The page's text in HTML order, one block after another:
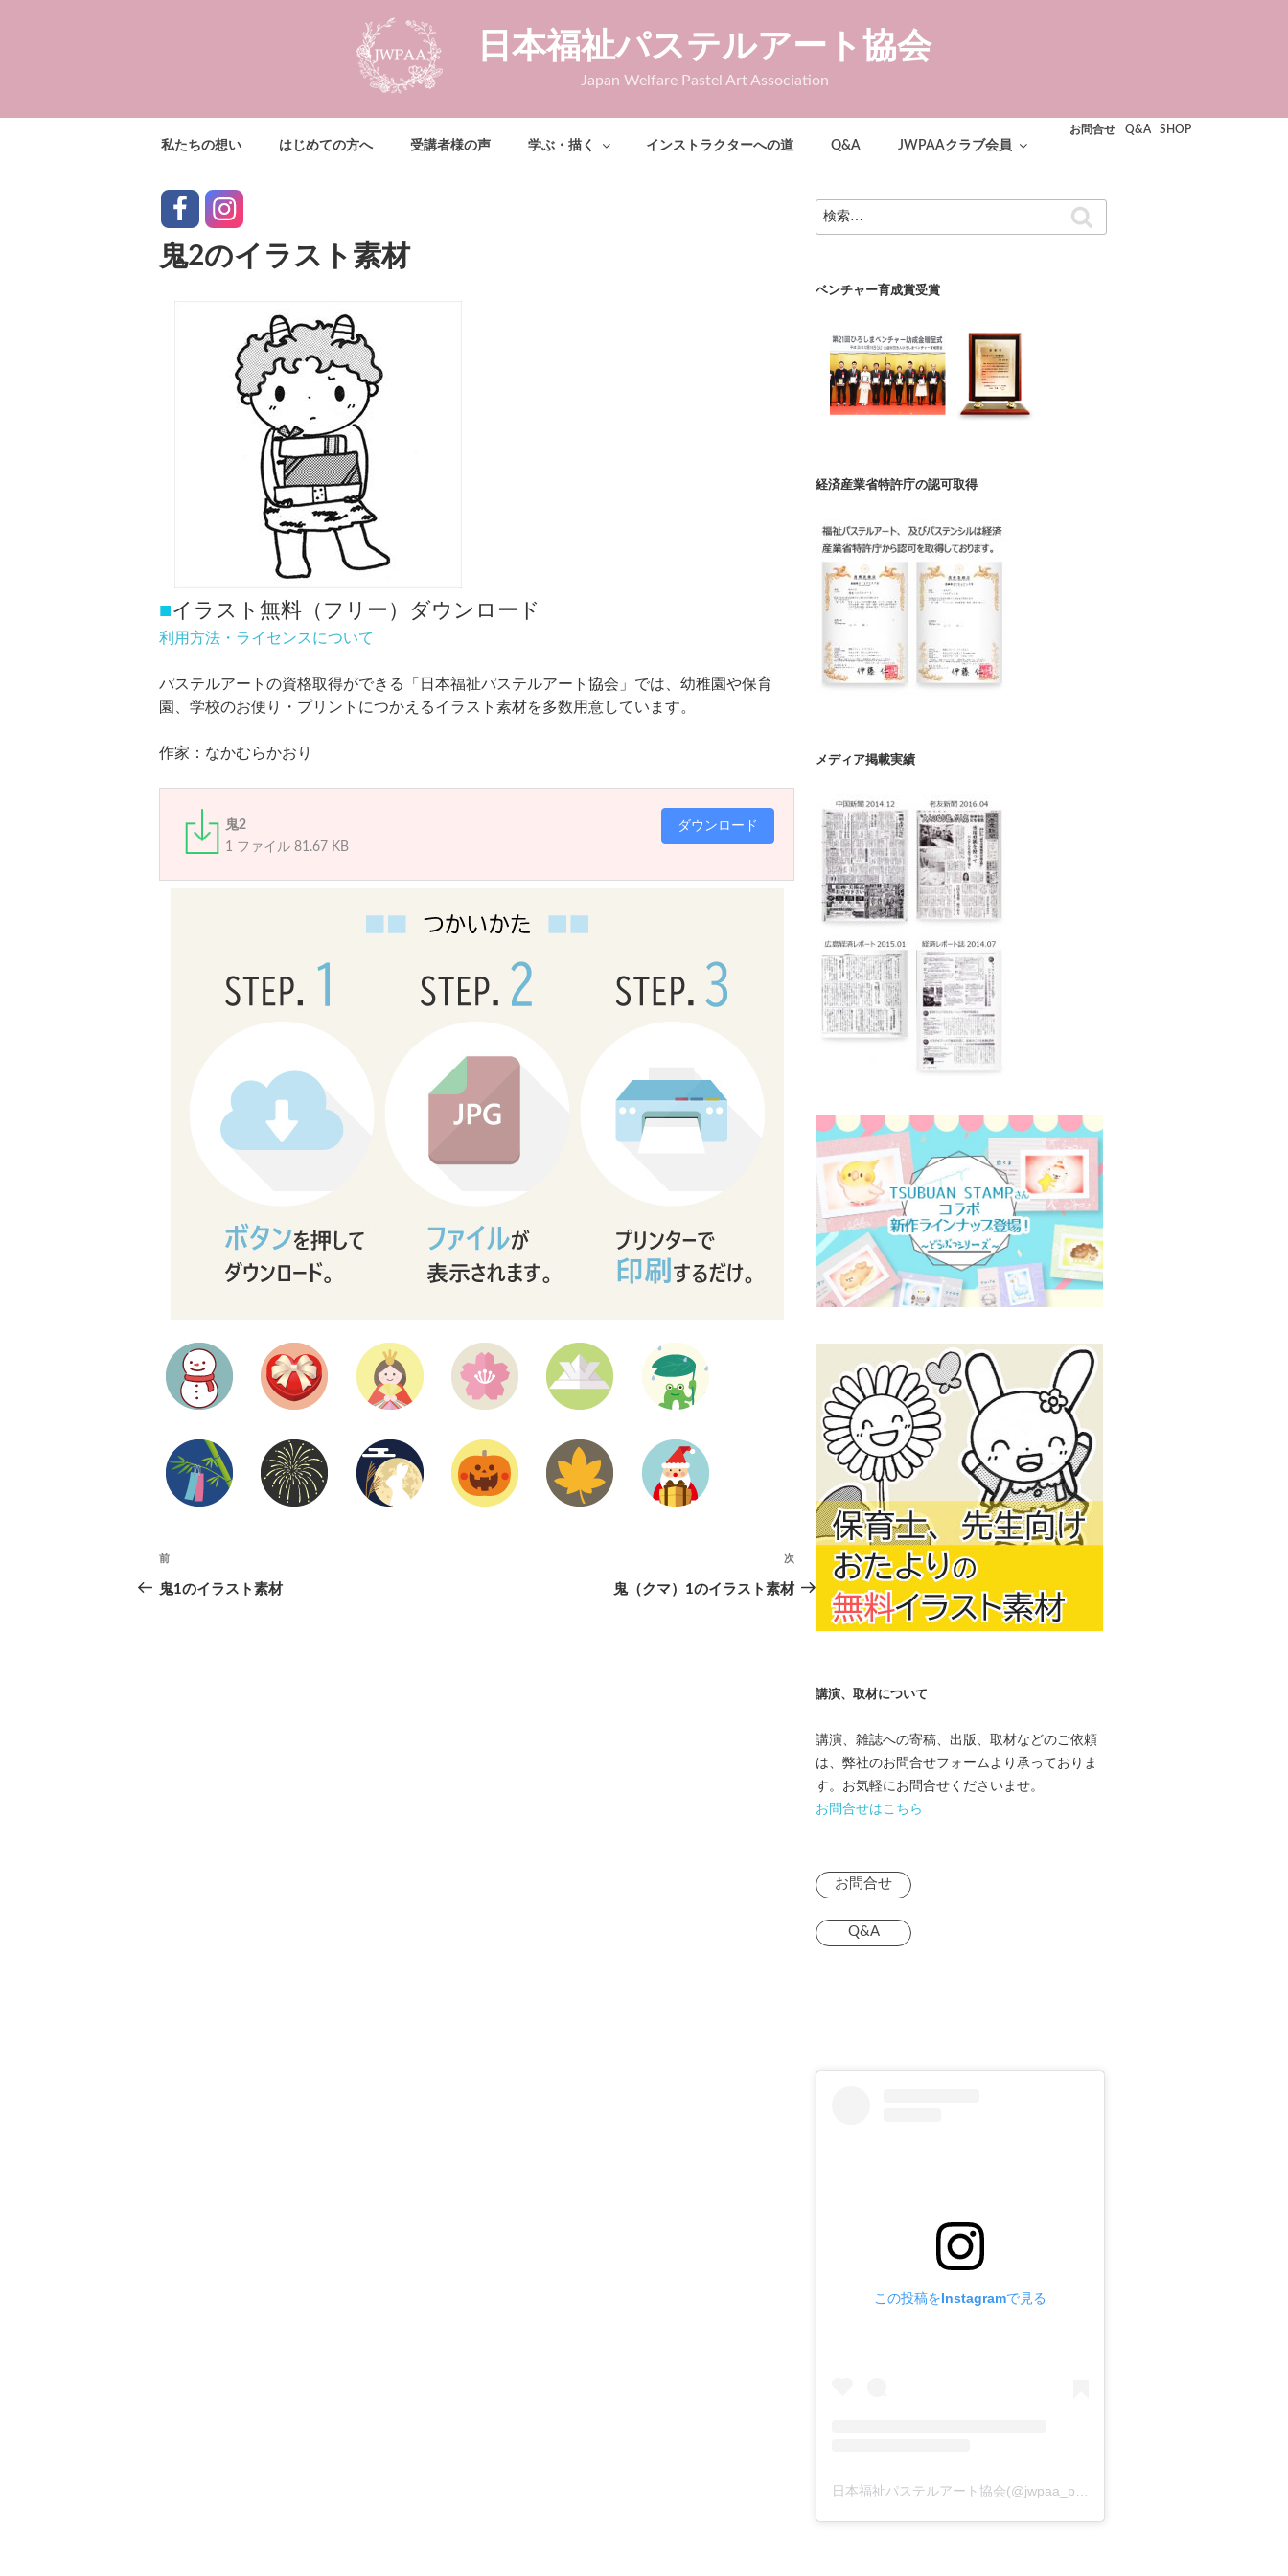
日本福祉パステルアート協会
Japan Welfare Pastel Art Association
お問合せ Q&A SHOP
私たちの想い はじめての方へ 受講者様の声 学ぶ・描く インストラクターへの道 Q&A JWPAAクラブ会員
facebookinstagram
鬼2のイラスト素材
■イラスト無料（フリー）ダウンロード
利用方法・ライセンスについて
パステルアートの資格取得ができる「日本福祉パステルアート協会」では、幼稚園や保育
園、学校のお便り・プリントにつかえるイラスト素材を多数用意しています。
作家：なかむらかおり
鬼2
1 ファイル81.67 KB
ダウンロード
投
稿
前
の
前
鬼1のイラスト素材
次
の
次
鬼（クマ）1のイラスト素材
検
索:
ベンチャー育成賞受賞
経済産業省特許庁の認可取得
メディア掲載実績
講演、取材について
講演、雑誌への寄稿、出版、取材などのご依頼
は、弊社のお問合せフォームより承っておりま
す。お気軽にお問合せくださいませ。
お問合せはこちら
お問合せ
Q&A
この投稿をInstagramで見る
日本福祉パステルアート協会(@jwpaa_pastelart)がシェアした投稿